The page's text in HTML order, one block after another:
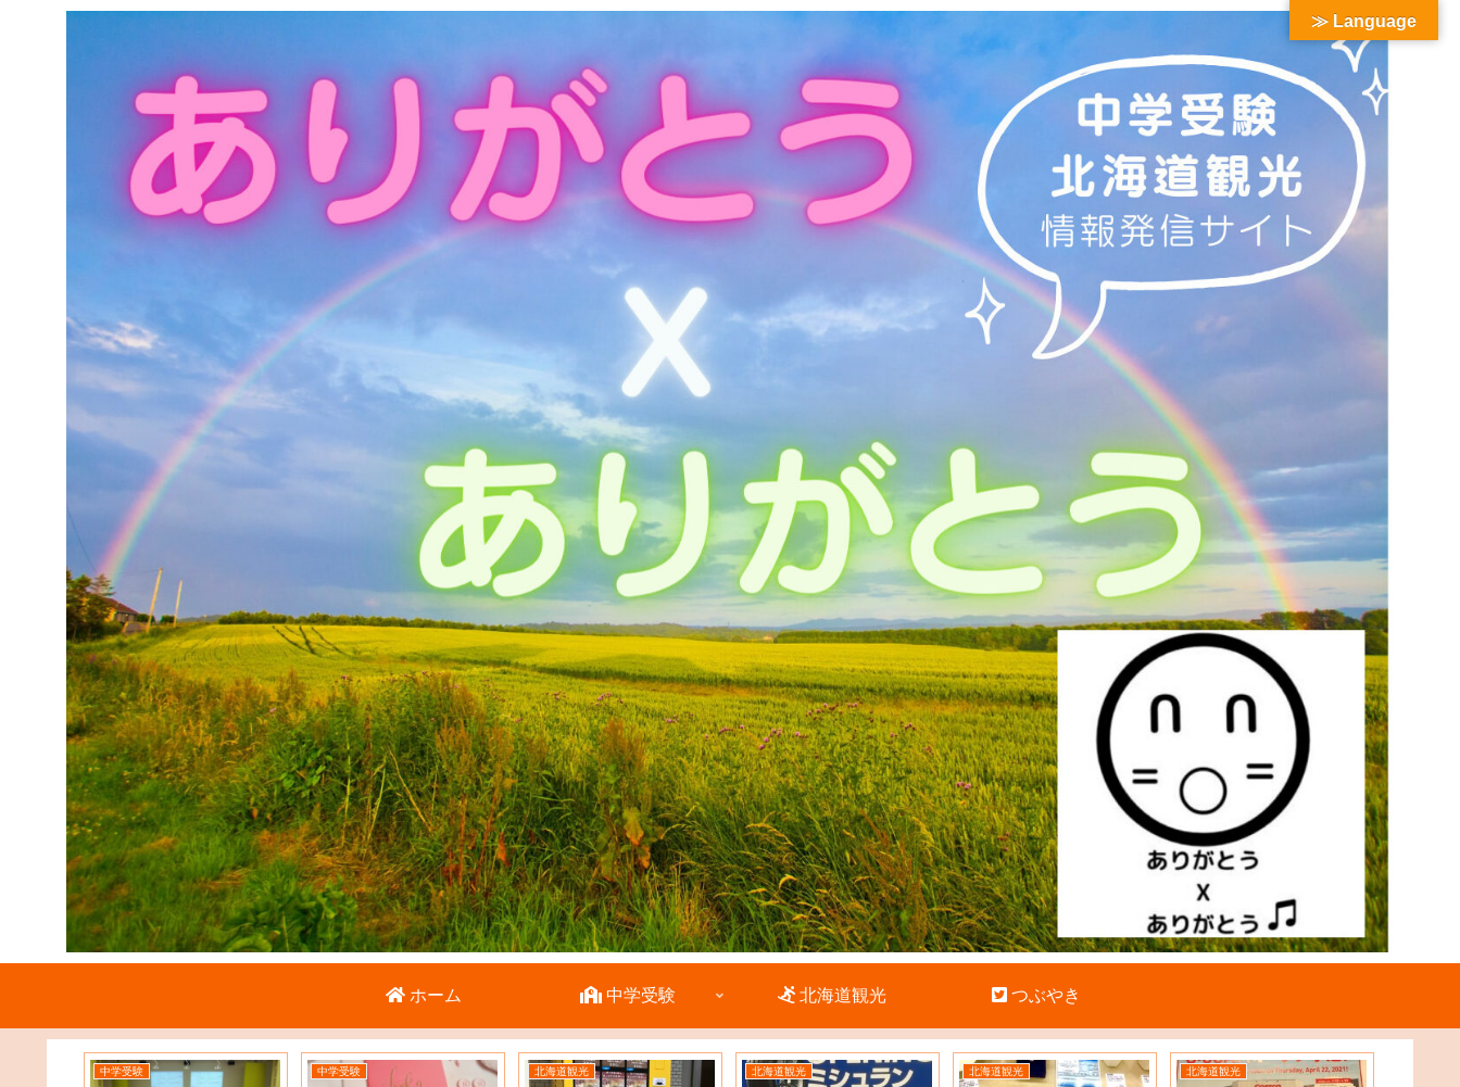
ホーム 中学受験 北海道観光 つぶやき
中学受験 中学受験 北海道観光 北海道観光 北海道観光 北海道観光
≫ Language